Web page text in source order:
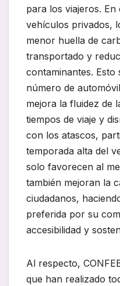
para los viajeros.
vehículos privados,
menor huella de
transportado y
contaminantes.
número de
mejora la fluidez de
tiempos de viaje y
con los atascos,
temporada alta del
solo favorecen al
también mejoran la
ciudadanos,
preferida por su
accesibilidad y
Al respecto,
que han realizado